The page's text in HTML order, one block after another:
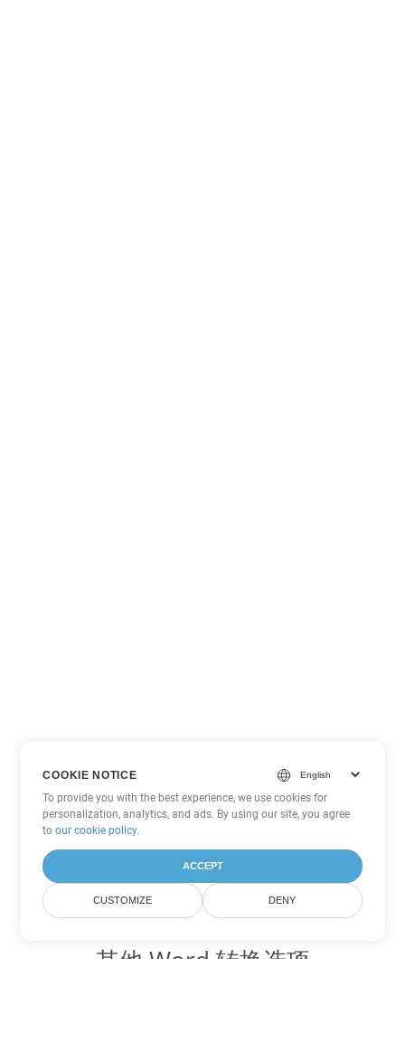
其他 Word 转换选项
COOKIE NOTICE
To provide you with the best experience, we use cookies for
personalization, analytics, and ads. By using our site, you agree
toour cookie policy.
ACCEPT
CUSTOMIZE DENY